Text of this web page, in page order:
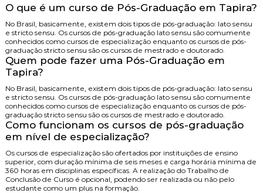
O que é um curso de Pós-Graduação em Tapira?
No Brasil, basicamente, existem dois tipos de pós-graduação: lato sensu
e stricto sensu. Os cursos de pós-graduação lato sensu são comumente
conhecidos como cursos de especialização enquanto os cursos de pós-
graduação stricto sensu são os cursos de mestrado e doutorado.
Quem pode fazer uma Pós-Graduação em
Tapira?
No Brasil, basicamente, existem dois tipos de pós-graduação: lato sensu
e stricto sensu. Os cursos de pós-graduação lato sensu são comumente
conhecidos como cursos de especialização enquanto os cursos de pós-
graduação stricto sensu são os cursos de mestrado e doutorado.
Como funcionam os cursos de pós-graduação
em nível de especialização?
Os cursos de especialização são ofertados por instituições de ensino
superior, com duração mínima de seis meses e carga horária mínima de
360 horas em disciplinas específicas. A realização do Trabalho de
Conclusão de Curso é opcional, podendo ser realizada ou não pelo
estudante como um plus na formação.